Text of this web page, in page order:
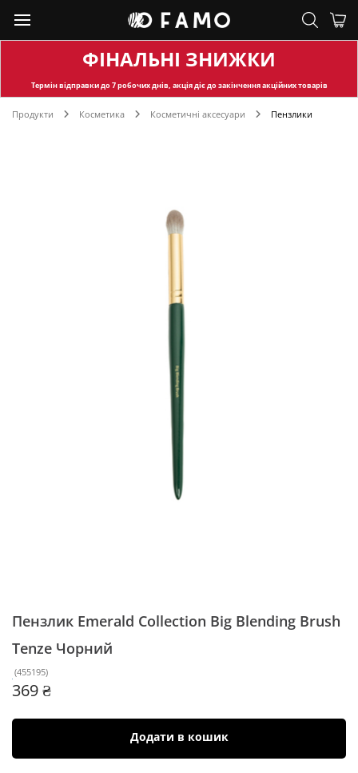
ФІНАЛЬНІ ЗНИЖКИ
Термін відправкидо 7 робочих днів, акція діє до закінчення акційних товарів
Продукти Косметика Косметичні аксесуари Пензлики
Пензлик Emerald Collection Big Blending Brush
Tenze Чорний
(455195)
369 ₴
Додати в кошик